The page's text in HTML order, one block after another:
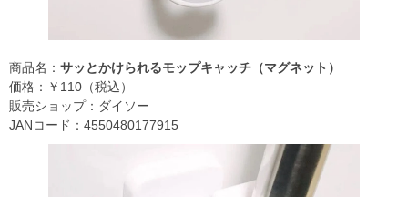
商品名： サッとかけられるモップキャッチ（マグネット）
価格：￥110（税込）
販売ショップ：ダイソー
JANコード：4550480177915